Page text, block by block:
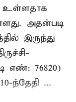
உள்ளதாக
அதன்படி
இருந்து
எண்: 76820)
ந்தேதி ...